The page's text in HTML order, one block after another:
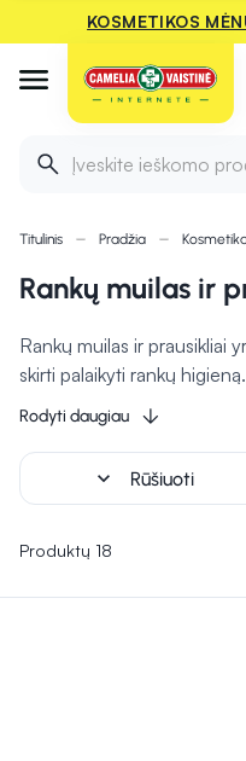
KOSMETIKOS
Įveskite ieškomo
Titulinis Pradžia
Rankų muilas ir
Rankų muilas ir prausikliai
skirti palaikyti rankų
kaip skystas muilas, kietasis
drėkinančiomis
išsausėjimo. Kai kurie
tokių kaip antibakterinė
prausikliai su švelniais
Rodyti daugiau
expand_more Rūšiuoti
Produktų 18